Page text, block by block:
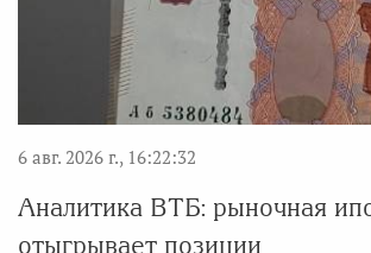
6 авг. 2026 г., 16:22:32
Аналитика ВТБ: рыночная
отыгрывает позиции